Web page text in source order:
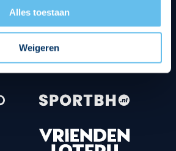
Alles toestaan
Weigeren